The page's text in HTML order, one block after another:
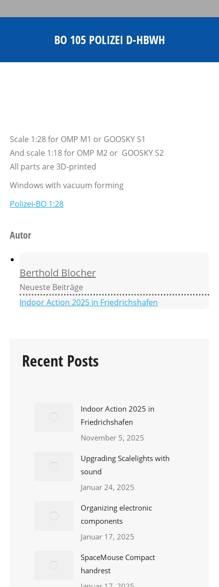
BO 105 POLIZEI D-HBWH
Scale 1:28 for OMP M1 or GOOSKY S1
And scale 1:18 for OMP M2 or GOOSKY S2
All parts are 3D-printed
Windows with vacuum forming
Polizei-BO 1:28
Autor
Berthold Blocher
Neueste Beiträge
Indoor Action 2025 in Friedrichshafen
Recent Posts
Indoor Action 2025 in
Friedrichshafen
November 5, 2025
Upgrading Scalelights with
sound
Januar 24, 2025
Organizing electronic
components
Januar 17, 2025
SpaceMouse Compact
handrest